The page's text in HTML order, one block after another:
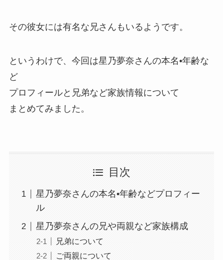
その彼女には有名な兄さんもいるようです。
というわけで、今回は星乃夢奈さんの本名•年齢な
ど
プロフィールと兄弟など家族情報について
まとめてみました。
目次
星乃夢奈さんの本名•年齢などプロフィー
ル
星乃夢奈さんの兄や両親など家族構成
兄弟について
ご両親について